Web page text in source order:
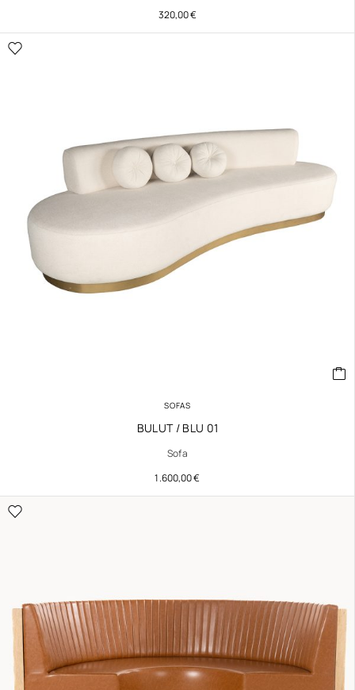
320,00€
SOFAS
BULUT / BLU 01
Sofa
1.600,00€